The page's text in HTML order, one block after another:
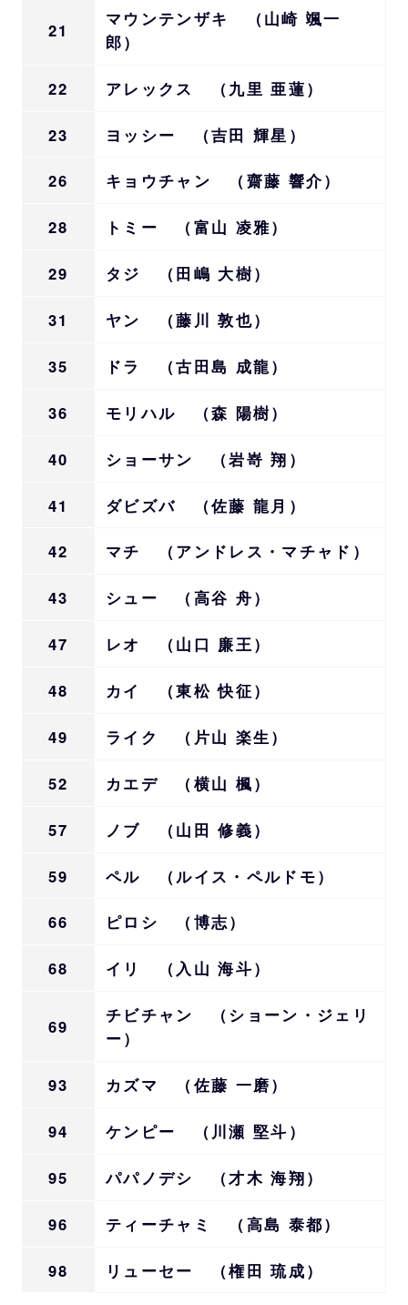
21
マウンテンザキ （山崎 颯一
郎）
22 アレックス （九里 亜蓮）
23 ヨッシー （吉田 輝星）
26 キョウチャン （齋藤 響介）
28 トミー （富山 凌雅）
29 タジ （田嶋 大樹）
31 ヤン （藤川 敦也）
35 ドラ （古田島 成龍）
36 モリハル （森 陽樹）
40 ショーサン （岩嵜 翔）
41 ダビズバ （佐藤 龍月）
42 マチ （アンドレス・マチャド）
43 シュー （高谷 舟）
47 レオ （山口 廉王）
48 カイ （東松 快征）
49 ライク （片山 楽生）
52 カエデ （横山 楓）
57 ノブ （山田 修義）
59 ペル （ルイス・ペルドモ）
66 ピロシ （博志）
68 イリ （入山 海斗）
69
チビチャン （ショーン・ジェリ
ー）
93 カズマ （佐藤 一磨）
94 ケンピー （川瀬 堅斗）
95 パパノデシ （才木 海翔）
96 ティーチャミ （高島 泰都）
98 リューセー （権田 琉成）